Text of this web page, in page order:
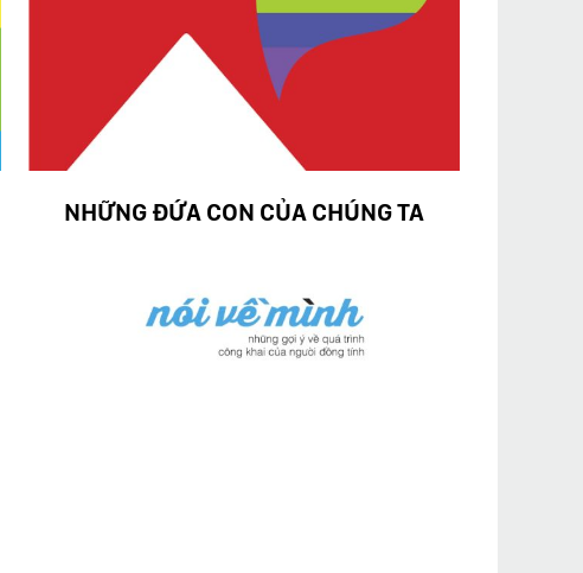
NHỮNG ĐỨA CON CỦA CHÚNG TA